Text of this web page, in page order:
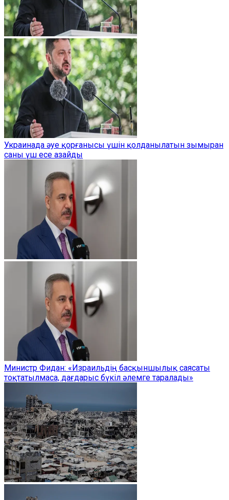
Украинада әуе қорғанысы үшін қолданылатын зымыран
саны үш есе азайды
Министр Фидан: «Израильдің басқыншылық саясаты
тоқтатылмаса, дағдарыс бүкіл әлемге таралады»